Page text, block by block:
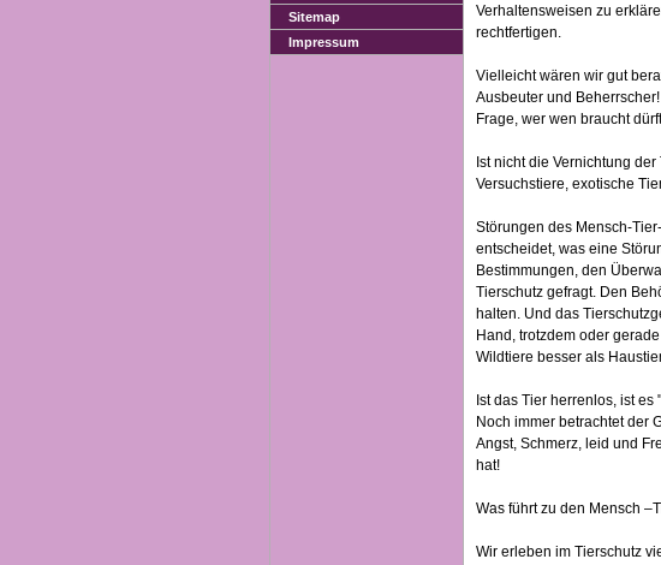
Sitemap
Impressum
Verhaltensweisen zu
rechtfertigen.
Vielleicht wären wir gut
Ausbeuter und
Frage, wer wen braucht
Ist nicht die Vernichtung
Versuchstiere, exotische
Störungen des Mensch-
entscheidet, was eine
Bestimmungen, den
Tierschutz gefragt. Den
halten. Und das
Hand, trotzdem oder
Wildtiere besser als
Ist das Tier herrenlos, ist
Noch immer betrachtet der
Angst, Schmerz, leid und
hat!
Was führt zu den Mensch
Wir erleben im Tierschutz